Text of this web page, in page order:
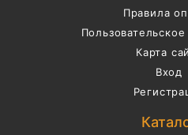
Правила
Карта
Вход